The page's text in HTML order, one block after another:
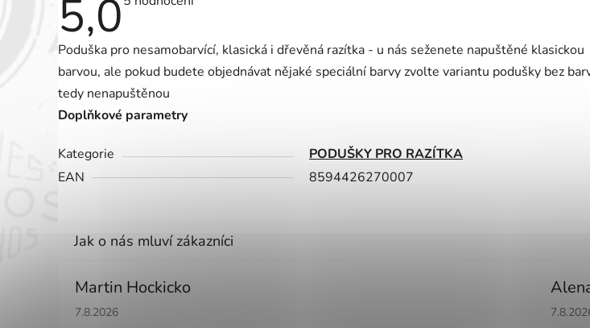
5,0
5,0
5
hvězdiček.
Poduška pro nesamobarvící, klasická i dřevěná razítka - u nás seženete napuštěné klasickou
barvou, ale pokud budete objednávat nějaké speciální barvy zvolte variantu podušky bez
tedy nenapuštěnou
Doplňkové parametry
Kategorie
PODUŠKY PRO RAZÍTKA
EAN
8594426270007
Martin Hockicko
Hodnocení obchodu je 5 z 5 hvězdiček.
7.8.2026